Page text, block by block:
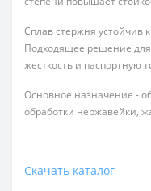
Сплав стержня устойчив
Подходящее решение
жесткость и паспортную
Основное назначение -
обработки нержавейки,
Скачать каталог